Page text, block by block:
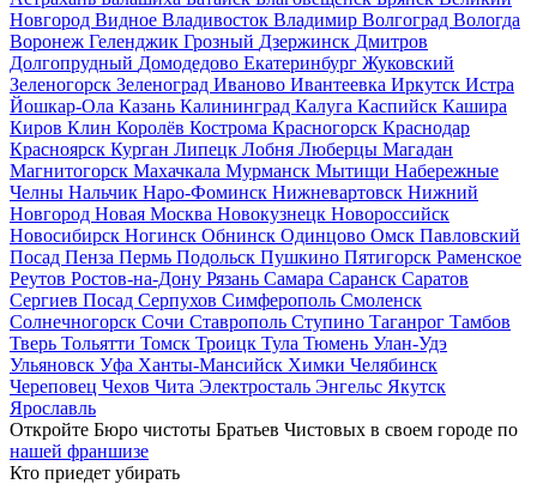
Новгород Видное Владивосток Владимир Волгоград Вологда
Воронеж Геленджик Грозный Дзержинск Дмитров
Долгопрудный Домодедово Екатеринбург Жуковский
Зеленогорск Зеленоград Иваново Ивантеевка Иркутск Истра
Йошкар-Ола Казань Калининград Калуга Каспийск Кашира
Киров Клин Королёв Кострома Красногорск Краснодар
Красноярск Курган Липецк Лобня Люберцы Магадан
Магнитогорск Махачкала Мурманск Мытищи Набережные
Челны Нальчик Наро-Фоминск Нижневартовск Нижний
Новгород Новая Москва Новокузнецк Новороссийск
Новосибирск Ногинск Обнинск Одинцово Омск Павловский
Посад Пенза Пермь Подольск Пушкино Пятигорск Раменское
Реутов Ростов-на-Дону Рязань Самара Саранск Саратов
Сергиев Посад Серпухов Симферополь Смоленск
Солнечногорск Сочи Ставрополь Ступино Таганрог Тамбов
Тверь Тольятти Томск Троицк Тула Тюмень Улан-Удэ
Ульяновск Уфа Ханты-Мансийск Химки Челябинск
Череповец Чехов Чита Электросталь Энгельс Якутск
Ярославль
Откройте Бюро чистоты Братьев Чистовых в своем городе по
нашей франшизе
Кто приедет убирать